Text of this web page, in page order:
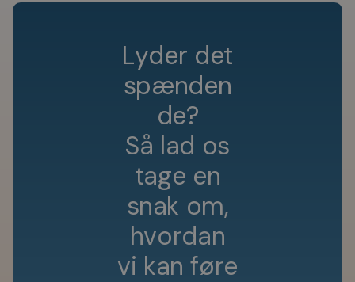
Lyder det
spænden
de?
Så lad os
tage en
snak om,
hvordan
vi kan føre